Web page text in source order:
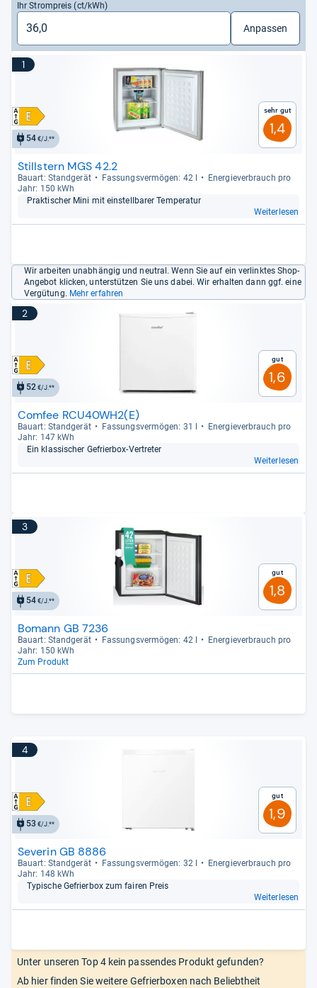
Ihr Strompreis (ct/kWh)
Anpassen
1
54€/J.**
Sehr gut
1,4
Stillstern MGS 42.2
Bau­art: Stand­ge­rät Fas­sungs­ver­mö­gen: 42 l
Ener­gie­ver­brauch pro
Jahr: 150 kWh
Prak­ti­scher Mini mit ein­stell­ba­rer Tem­pe­ra­tur
Weiterlesen
Wir arbeiten unabhängig und neutral. Wenn Sie auf ein verlinktes Shop-
Angebot klicken, unterstützen Sie uns dabei. Wir erhalten dann ggf. eine
Vergütung. Mehr erfahren
2
52€/J.**
Gut
1,6
Comfee RCU40WH2(E)
Bau­art: Stand­ge­rät Fas­sungs­ver­mö­gen: 31 l
Ener­gie­ver­brauch pro
Jahr: 147 kWh
Ein klas­si­scher Gefrier­box-​Ver­tre­ter
Weiterlesen
3
54€/J.**
Gut
1,8
Bomann GB 7236
Bau­art: Stand­ge­rät Fas­sungs­ver­mö­gen: 42 l
Ener­gie­ver­brauch pro
Jahr: 150 kWh
Zum Produkt
4
53 €/J.**
Gut
1,9
Severin GB 8886
Bau­art: Stand­ge­rät Fas­sungs­ver­mö­gen: 32 l
Ener­gie­ver­brauch pro
Jahr: 148 kWh
Typi­sche Gefrier­box zum fai­ren Preis
Weiterlesen
Unter unseren Top 4 kein passendes Produkt gefunden?
Ab hier finden Sie weitere Gefrierboxen nach Beliebtheit